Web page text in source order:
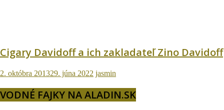
Cigary Davidoff a ich zakladateľ Zino Davidoff
2. októbra 201329. júna 2022 jasmin
VODNÉ FAJKY NA ALADIN.SK